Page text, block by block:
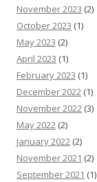
November 2023 (2)
October 2023 (1)
May 2023 (2)
April 2023 (1)
February 2023 (1)
December 2022 (1)
November 2022 (3)
May 2022 (2)
January 2022 (2)
November 2021 (2)
September 2021 (1)